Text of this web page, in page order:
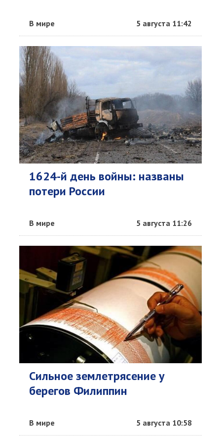
В мире 5 августа 11:42
1624-й день войны: названы
потери России
В мире 5 августа 11:26
Сильное землетрясение у
берегов Филиппин
В мире 5 августа 10:58